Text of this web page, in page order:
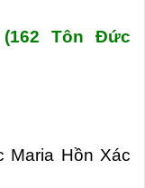
162 Tôn Đức
Maria Hồn Xác